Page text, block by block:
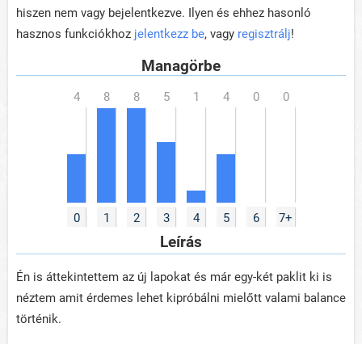
hiszen nem vagy bejelentkezve. Ilyen és ehhez hasonló
hasznos funkciókhoz jelentkezz be, vagy regisztrálj!
Managörbe
0 1 2 3 4 5 6 7+
Leírás
Én is áttekintettem az új lapokat és már egy-két paklit ki is
néztem amit érdemes lehet kipróbálni mielőtt valami balance
történik.